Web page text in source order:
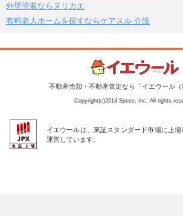
外壁塗装ならヌリカエ
有料老人ホームを探すならケアスル 介護
不動産売却・不動産査定なら「イエウール（
Copyright(c)2014 Speee, Inc. All rights
イエウールは、東証スタンダード市場に上
運営しています。